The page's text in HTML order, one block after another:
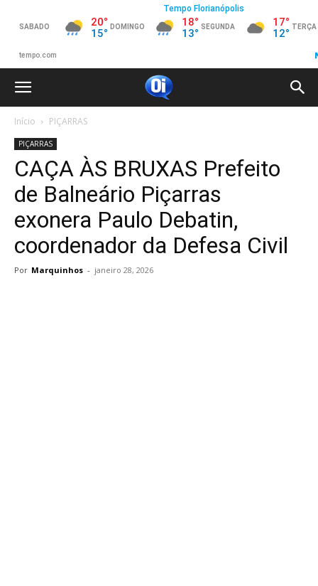
Início PIÇARRAS
PIÇARRAS
CAÇA ÀS BRUXAS Prefeito
de Balneário Piçarras
exonera Paulo Debatin,
coordenador da Defesa Civil
Por Marquinhos - janeiro 28, 2026